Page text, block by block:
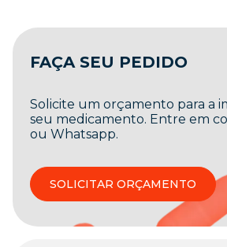
FAÇA SEU PEDIDO
Solicite um orçamento para a
seu medicamento. Entre em
ou Whatsapp.
SOLICITAR ORÇAMENTO